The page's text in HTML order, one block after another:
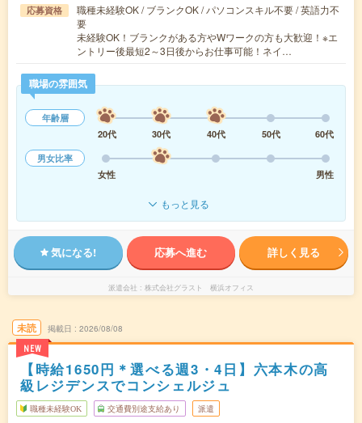
応募資格
職種未経験OK / ブランクOK / パソコンスキル不要 / 英語力不
要
未経験OK！ブランクがある方やWワークの方も大歓迎！※エ
ントリー後最短2～3日後からお仕事可能！ネイ…
職場の雰囲気
年齢層
20代
30代 40代 50代
60代
男女比率
女性
男性
もっと見る
気になる! 応募へ進む 詳しく見る
派遣会社 株式会社グラスト 横浜オフィス
未読
NEW
掲載日 2026/08/08
【時給1650円＊選べる週3・4日】六本木の高
級レジデンスでコンシェルジュ
職種未経験OK 交通費別途支給あり 派遣